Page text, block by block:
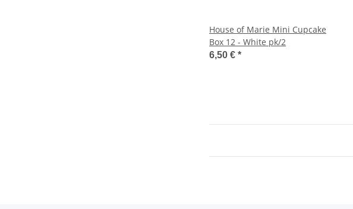
House of Marie Mini Cupcake
Box 12 - White pk/2
6,50 € *